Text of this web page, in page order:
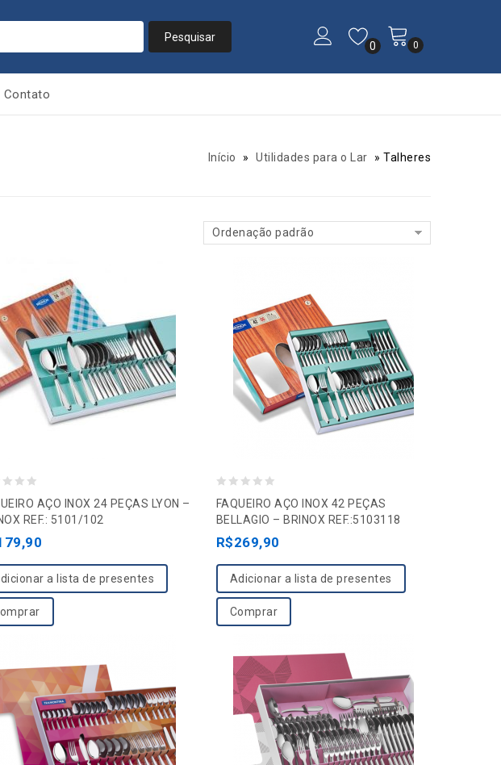
0 0
Contato
Início » Utilidades para o Lar » Talheres
Ordenação padrão
AÇO INOX 24 PEÇAS LYON –
REF.: 5101/102
a lista de presentes
o
u
f
FAQUEIRO AÇO INOX 42 PEÇAS
BELLAGIO – BRINOX REF.:5103118
R$269,90
Adicionar a lista de presentes
Comprar